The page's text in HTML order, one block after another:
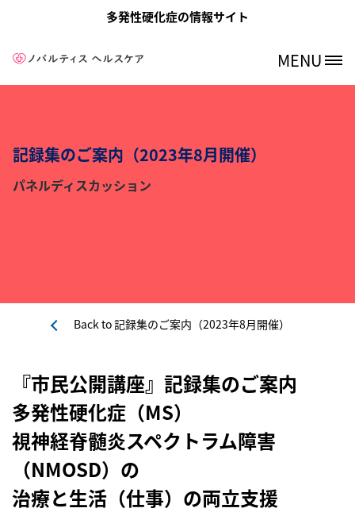
メインコンテンツに移動
多発性硬化症の情報サイト
Site Logo MENU
記録集のご案内（2023年8月開催）
パネルディスカッション
Back to記録集のご案内（2023年8月開催）
『市民公開講座』記録集のご案内
多発性硬化症（MS）
視神経脊髄炎スペクトラム障害
（NMOSD）の
治療と生活（仕事）の両立支援